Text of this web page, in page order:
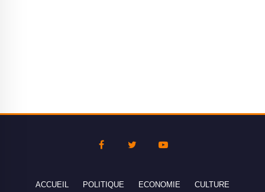
ACCUEIL POLITIQUE ECONOMIE CULTURE